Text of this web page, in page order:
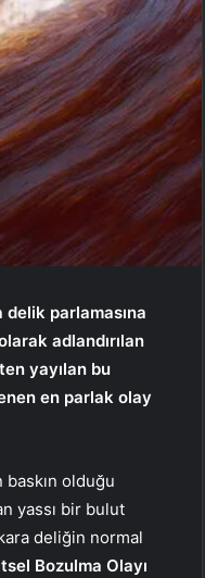
parlamasına
adlandırılan
yayılan bu
en parlak olay
olduğu
yassı bir bulut
deliğin normal
Bozulma Olayı